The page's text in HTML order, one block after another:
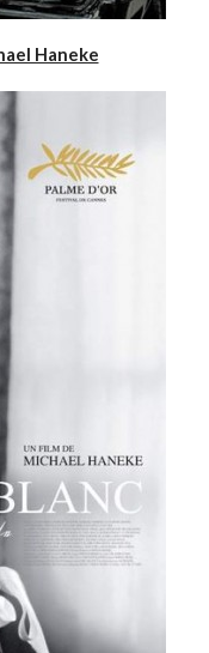
Haneke